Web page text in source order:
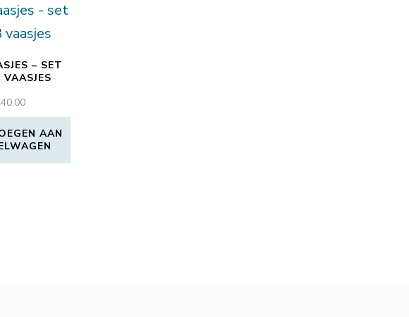
– SET
40,00
AAN